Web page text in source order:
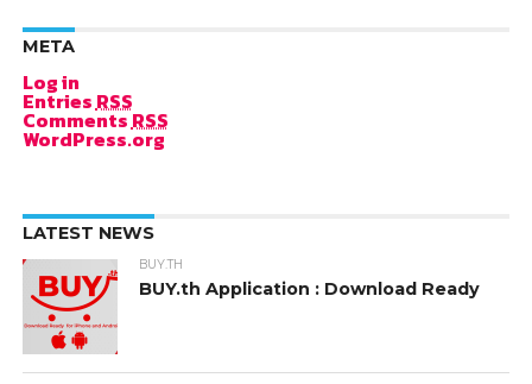
META
Log in
EntriesRSS
CommentsRSS
WordPress.org
LATEST NEWS
BUY.TH
BUY.th Application : Download Ready